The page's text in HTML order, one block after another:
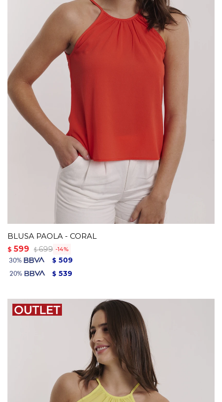
BLUSA PAOLA - CORAL
$ 599 $ 699 14
$ 509
$ 539